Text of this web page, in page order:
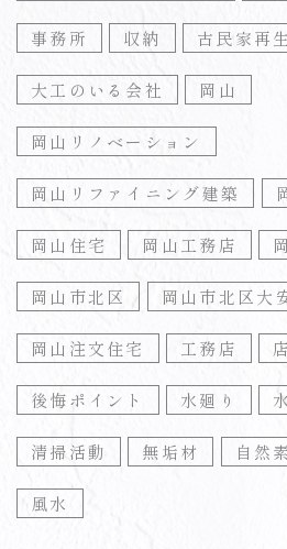
事務所 収納 古民家再生
大工のいる会社 岡山
岡山リノベーション
岡山リファイニング建築
岡山住宅 岡山工務店
岡山市北区 岡山市北区大
岡山注文住宅 工務店
後悔ポイント 水廻り
清掃活動 無垢材 自然
風水